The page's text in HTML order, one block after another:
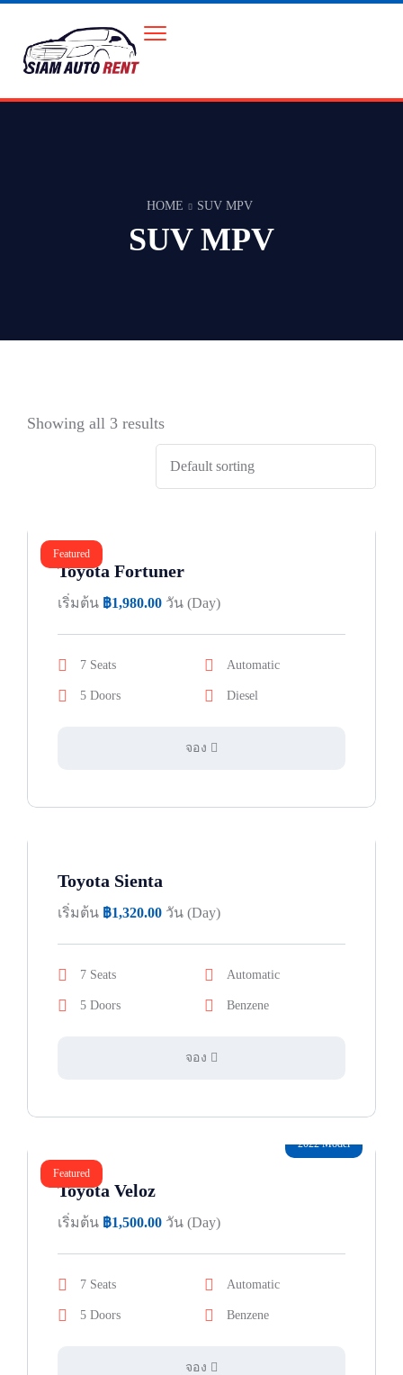
HOME SUV MPV
SUV MPV
Showing all 3 results
Featured
Toyota Fortuner
เริ่มต้น ฿1,980.00 วัน (Day)
7 Seats Automatic
5 Doors Diesel
จอง
Toyota Sienta
เริ่มต้น ฿1,320.00 วัน (Day)
7 Seats Automatic
5 Doors Benzene
จอง
Featured
2022 Model
Toyota Veloz
เริ่มต้น ฿1,500.00 วัน (Day)
7 Seats Automatic
5 Doors Benzene
จอง